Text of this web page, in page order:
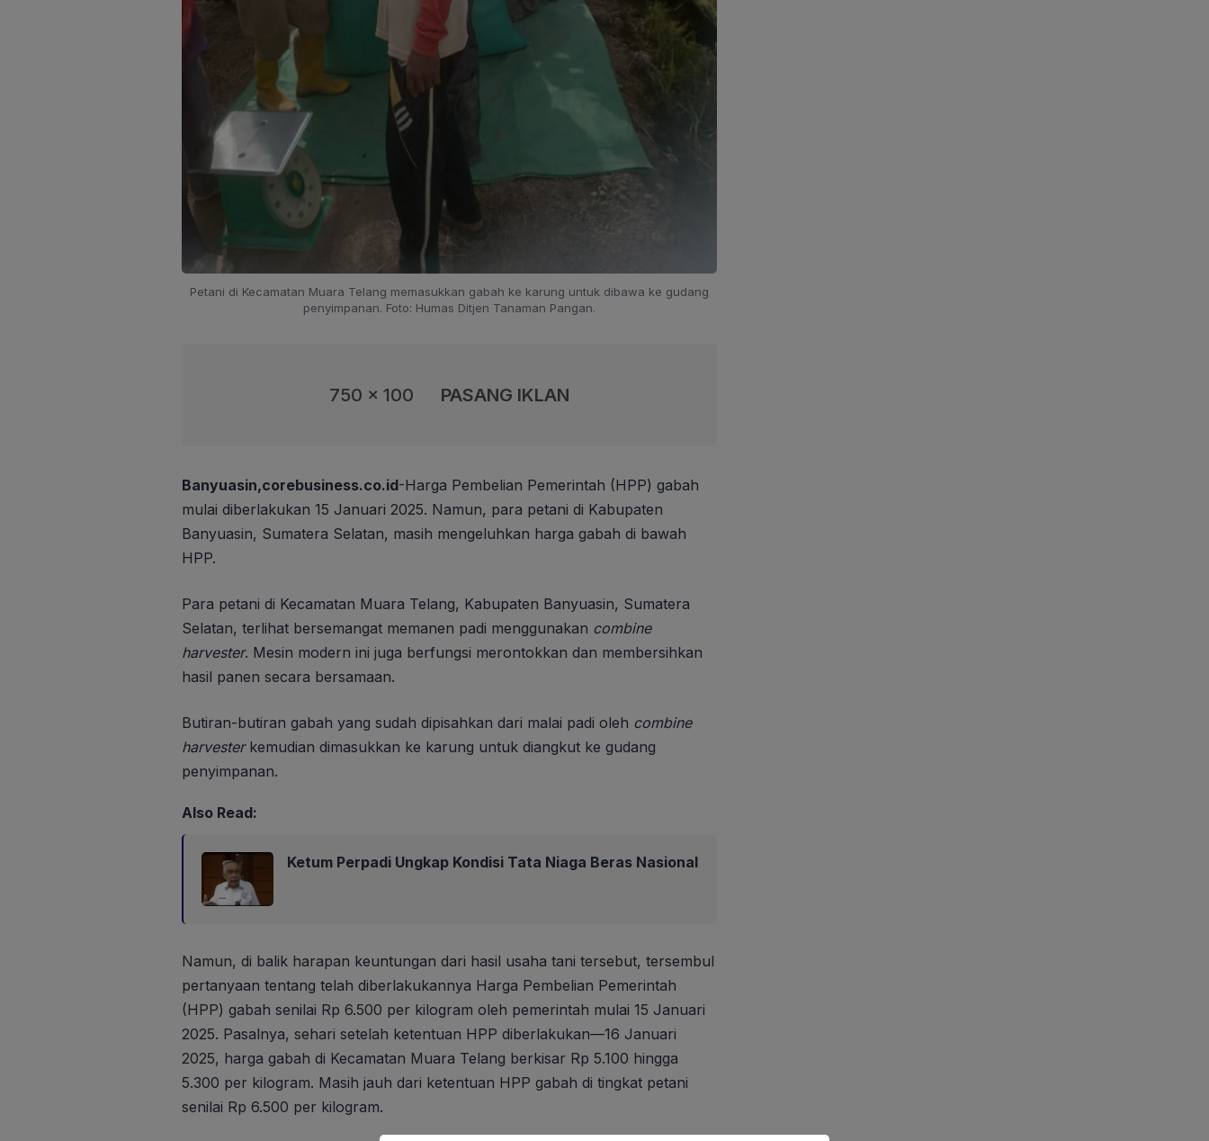
Petani di Kecamatan Muara Telang memasukkan gabah ke karung untuk dibawa ke gudang
penyimpanan. Foto: Humas Ditjen Tanaman Pangan.
750 x 100 PASANG IKLAN
Banyuasin,corebusiness.co.id-Harga Pembelian Pemerintah (HPP) gabah
mulai diberlakukan 15 Januari 2025. Namun, para petani di Kabupaten
Banyuasin, Sumatera Selatan, masih mengeluhkan harga gabah di bawah
HPP.
Para petani di Kecamatan Muara Telang, Kabupaten Banyuasin, Sumatera
Selatan, terlihat bersemangat memanen padi menggunakan combine
harvester. Mesin modern ini juga berfungsi merontokkan dan membersihkan
hasil panen secara bersamaan.
Butiran-butiran gabah yang sudah dipisahkan dari malai padi oleh combine
harvesterkemudian dimasukkan ke karung untuk diangkut ke gudang
penyimpanan.
Also Read:
Ketum Perpadi Ungkap Kondisi Tata Niaga Beras Nasional
Namun, di balik harapan keuntungan dari hasil usaha tani tersebut, tersembul
pertanyaan tentang telah diberlakukannya Harga Pembelian Pemerintah
(HPP) gabah senilai Rp 6.500 per kilogram oleh pemerintah mulai 15 Januari
2025. Pasalnya, sehari setelah ketentuan HPP diberlakukan—16 Januari
2025, harga gabah di Kecamatan Muara Telang berkisar Rp 5.100 hingga
5.300 per kilogram. Masih jauh dari ketentuan HPP gabah di tingkat petani
senilai Rp 6.500 per kilogram.